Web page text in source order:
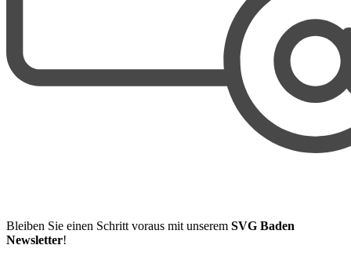
Bleiben Sie einen Schritt voraus mit unserem SVG Baden
Newsletter!